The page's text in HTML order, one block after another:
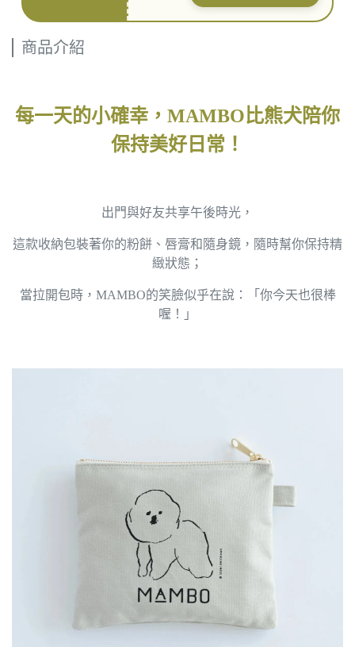
商品介紹
每一天的小確幸，MAMBO比熊犬陪你
保持美好日常！
出門與好友共享午後時光，
這款收納包裝著你的粉餅、唇膏和隨身鏡，隨時幫你保持精
緻狀態；
當拉開包時，MAMBO的笑臉似乎在說：「你今天也很棒
喔！」